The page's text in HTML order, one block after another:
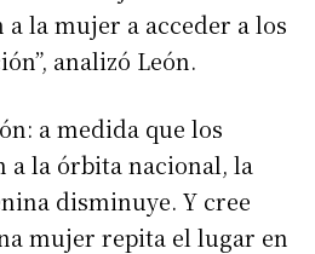
la mujer a acceder a los
analizó León.
a medida que los
a la órbita nacional, la
disminuye. Y cree
mujer repita el lugar en